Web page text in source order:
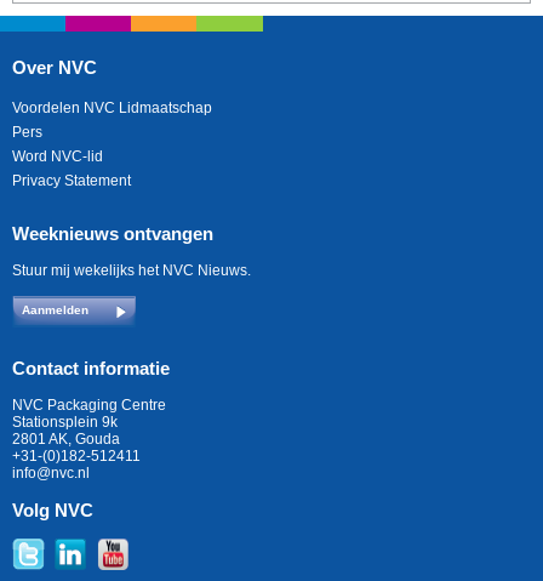
Over NVC
Voordelen NVC Lidmaatschap
Pers
Word NVC-lid
Privacy Statement
Weeknieuws ontvangen
Stuur mij wekelijks het NVC Nieuws.
Aanmelden
Contact informatie
NVC Packaging Centre
Stationsplein 9k
2801 AK, Gouda
+31-(0)182-512411
info@nvc.nl
Volg NVC